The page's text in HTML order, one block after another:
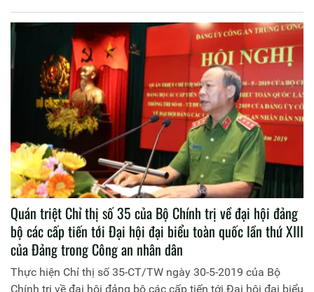
nghiệm thực tế tại Công an tỉnh Bắc Giang. Đoàn học tập,
trao đổi kinh nghiệm thực tế của Học viện do đồng chí
Thiếu tướng Dương Như Hồng, Phó Giám đốc Học viện
Chính trị Công an nhân dân làm Trưởng đoàn.
Quán triệt Chỉ thị số 35 của Bộ Chính trị về đại hội đảng
bộ các cấp tiến tới Đại hội đại biểu toàn quốc lần thứ XIII
của Đảng trong Công an nhân dân
Thực hiện Chỉ thị số 35-CT/TW ngày 30-5-2019 của Bộ
Chính trị về đại hội đảng bộ các cấp tiến tới Đại hội đại biểu